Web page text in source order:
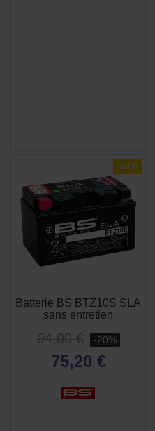
-20%
Batterie BS BTZ10S SLA
sans entretien
94,00 € -20%
75,20 €
 APERÇU
RAPIDE